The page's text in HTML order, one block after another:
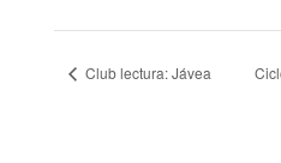
Club lectura: Jávea